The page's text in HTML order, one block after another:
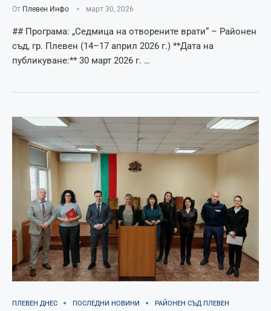
От Плевен Инфо март 30, 2026
## Програма: „Седмица на отворените врати“ – Районен
съд, гр. Плевен (14–17 април 2026 г.) **Дата на
публикуване:** 30 март 2026 г. …
ПЛЕВЕН ДНЕС ПОСЛЕДНИ НОВИНИ РАЙОНЕН СЪД ПЛЕВЕН